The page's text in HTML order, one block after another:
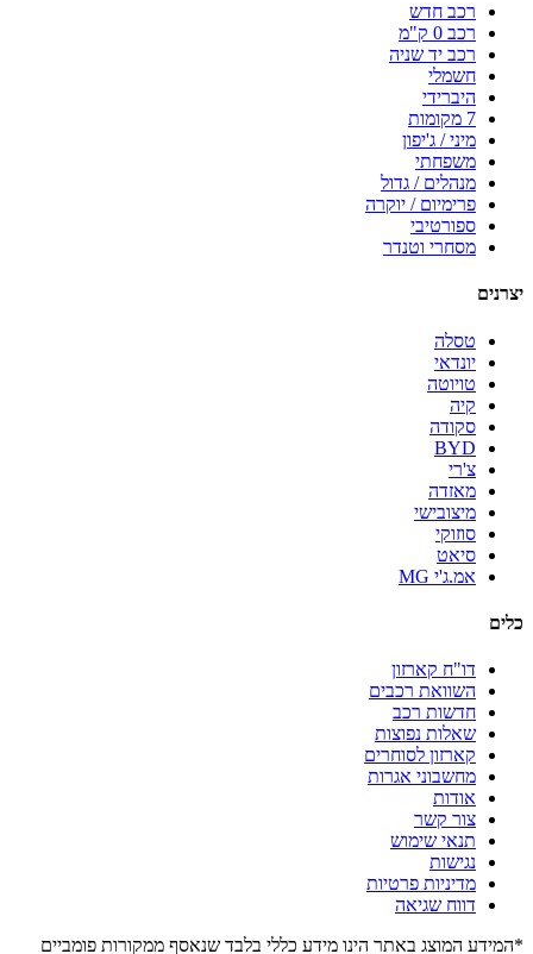
רכב חדש
רכב 0 ק"מ
רכב יד שניה
חשמלי
היברידי
7 מקומות
מיני / ג'יפון
משפחתי
מנהלים / גדול
פרימיום / יוקרה
ספורטיבי
מסחרי וטנדר
יצרנים
טסלה
יונדאי
טויוטה
קיה
סקודה
BYD
צ'רי
מאזדה
מיצובישי
סוזוקי
סיאט
אמ.ג'י MG
כלים
דו"ח קארזון
השוואת רכבים
חדשות רכב
שאלות נפוצות
קארזון לסוחרים
מחשבוני אגרות
אודות
צור קשר
תנאי שימוש
נגישות
מדיניות פרטיות
דווח שגיאה
*המידע המוצג באתר הינו מידע כללי בלבד שנאסף ממקורות פומביים